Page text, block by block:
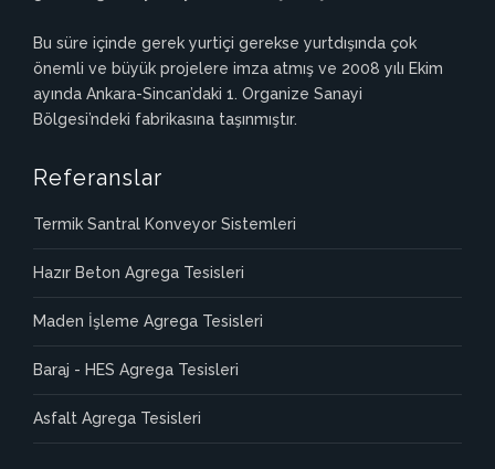
Bu süre içinde gerek yurtiçi gerekse yurtdışında çok
önemli ve büyük projelere imza atmış ve 2008 yılı Ekim
ayında Ankara-Sincan’daki 1. Organize Sanayi
Bölgesi’ndeki fabrikasına taşınmıştır.
Referanslar
Termik Santral Konveyor Sistemleri
Hazır Beton Agrega Tesisleri
Maden İşleme Agrega Tesisleri
Baraj - HES Agrega Tesisleri
Asfalt Agrega Tesisleri